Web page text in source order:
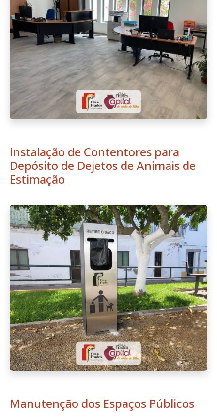
Instalação de Contentores para
Depósito de Dejetos de Animais de
Estimação
Manutenção dos Espaços Públicos